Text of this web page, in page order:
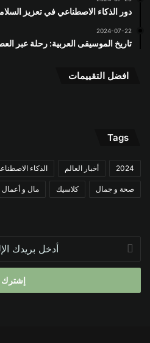
دور الذكاء الاصطناعي في تعزيز
2024-07-22
تاريخ الموسيقى العربية: رحلة عبر
افضل التقييمات
Tags
2024 أخبار العالم الذكاء
صحة و جمال كلاسيك مال و أعمال
أدخل
بريدك
الإلكتروني